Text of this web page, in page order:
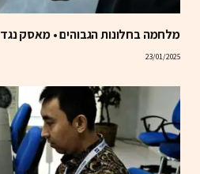
מלחמה בחלונות הגבוהים • מאסק
23/01/2025